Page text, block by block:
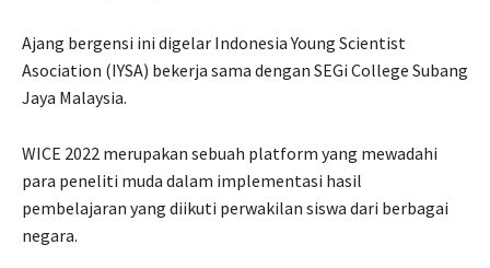
Ajang bergensi ini digelar Indonesia Young Scientist
Asociation (IYSA) bekerja sama dengan SEGi College Subang
Jaya Malaysia.
WICE 2022 merupakan sebuah platform yang mewadahi
para peneliti muda dalam implementasi hasil
pembelajaran yang diikuti perwakilan siswa dari berbagai
negara.